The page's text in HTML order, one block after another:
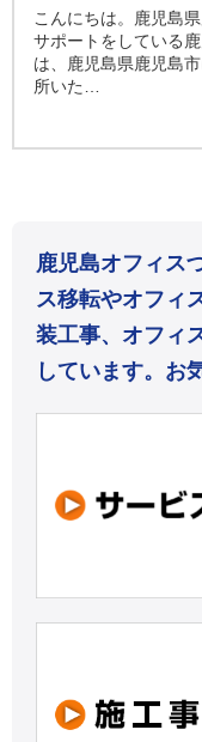
こんにちは。鹿児島
サポートをしている
は、鹿児島県鹿児島
所いた…
鹿児島オフィス
ス移転やオフィ
装工事、オフィ
しています。お